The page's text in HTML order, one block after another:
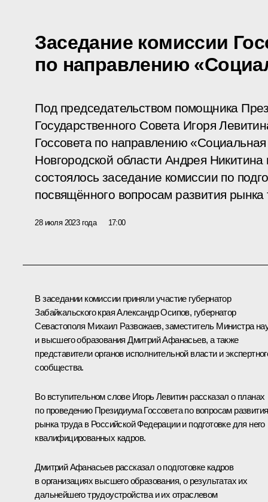
Заседание комиссии
по направлению
Под председательством помощника
Государственного Совета Игоря
Госсовета по направлению
Новгородской области Андрея
состоялось заседание комиссии по
посвящённого вопросам развития рынка
28 июля 2023 года 17:00
В заседании комиссии приняли участие губернатор
Забайкальского краяАлександр Осипов, губернатор
Севастополя Михаил Развожаев, заместитель Министра
и высшего образования Дмитрий Афанасьев, а также
представители органов исполнительной власти и
сообщества.
Во вступительном слове Игорь Левитинрассказал о планах
по проведению Президиума Госсовета по вопросам развития
рынка труда в Российской Федерации и подготовке для него
квалифицированных кадров.
Дмитрий Афанасьев рассказал о подготовке кадров
в организациях высшего образования, о результатах их
дальнейшего трудоустройства и их отраслевом